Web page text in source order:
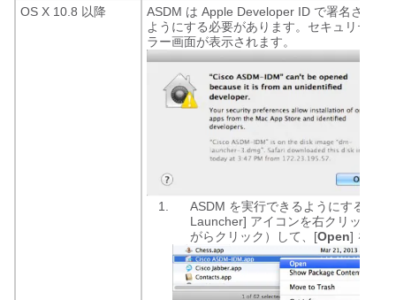
OS X 10.8 以降
ASDM は Apple Developer ID で署名されて
ようにする必要があります。セキュリティ
ラー画面が表示されます。
ASDM を実行できるようにするには
Launcher] アイコンを右クリック（
がらクリック）して、[Open] を選